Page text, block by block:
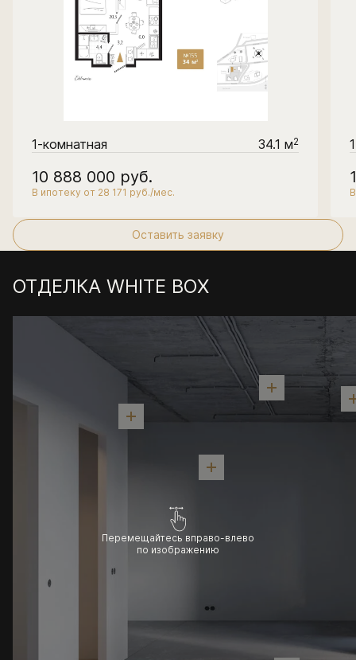
1-комнатная 34.1 м2
10 888 000 руб.
В ипотеку от 28 171 руб./мес.
Оставить заявку
ОТДЕЛКА WHITE BOX
Перемещайтесь вправо-влево
по изображению